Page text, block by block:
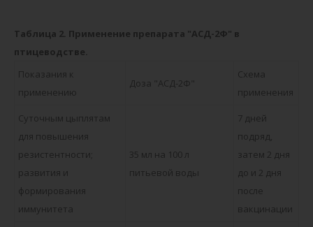
Таблица 2. Применение препарата "АСД-2Ф" в
птицеводстве.
Показания к
применению
Доза "АСД-2Ф"
Схема
применения
Суточным цыплятам
для повышения
резистентности;
развития и
формирования
иммунитета
35 мл на 100 л
питьевой воды
7 дней
подряд,
затем 2 дня
до и 2 дня
после
вакцинации